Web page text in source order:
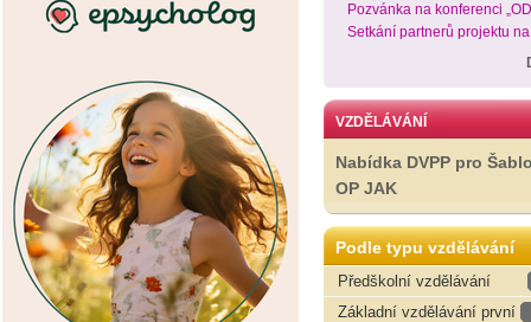
Pozvánka na konferenci
Setkání partnerů projektu
VZDĚLÁVÁNÍ
Nabídka DVPP pro
OP JAK
Podle typu vzdělávání
Předškolní vzdělávání
Základní vzdělávání první